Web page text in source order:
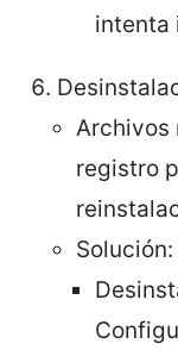
intenta
Archivos
registro
Solución: